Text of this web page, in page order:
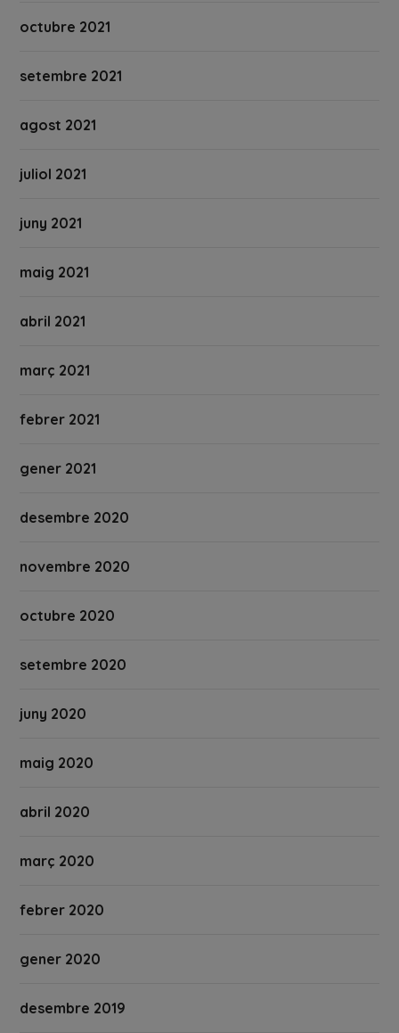
octubre 2021
setembre 2021
agost 2021
juliol 2021
juny 2021
maig 2021
abril 2021
març 2021
febrer 2021
gener 2021
desembre 2020
novembre 2020
octubre 2020
setembre 2020
juny 2020
maig 2020
abril 2020
març 2020
febrer 2020
gener 2020
desembre 2019